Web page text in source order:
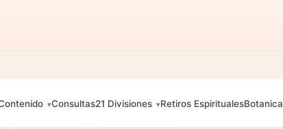
Consultas21 Divisiones Retiros EspiritualesBotanica